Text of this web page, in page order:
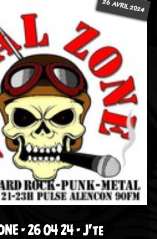
26 AVRIL 2024
- 26 04 24 - J'te